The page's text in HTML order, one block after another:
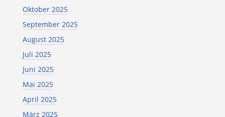
Oktober 2025
September 2025
August 2025
Juli 2025
Juni 2025
Mai 2025
April 2025
März 2025